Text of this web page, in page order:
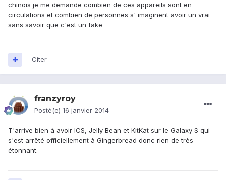
chinois je me demande combien de ces appareils sont en
circulations et combien de personnes s' imaginent avoir un vrai
sans savoir que c'est un fake
Citer
franzyroy
Posté(e) 16 janvier 2014
T'arrive bien à avoir ICS, Jelly Bean et KitKat sur le Galaxy S qui
s'est arrêté officiellement à Gingerbread donc rien de très
étonnant.